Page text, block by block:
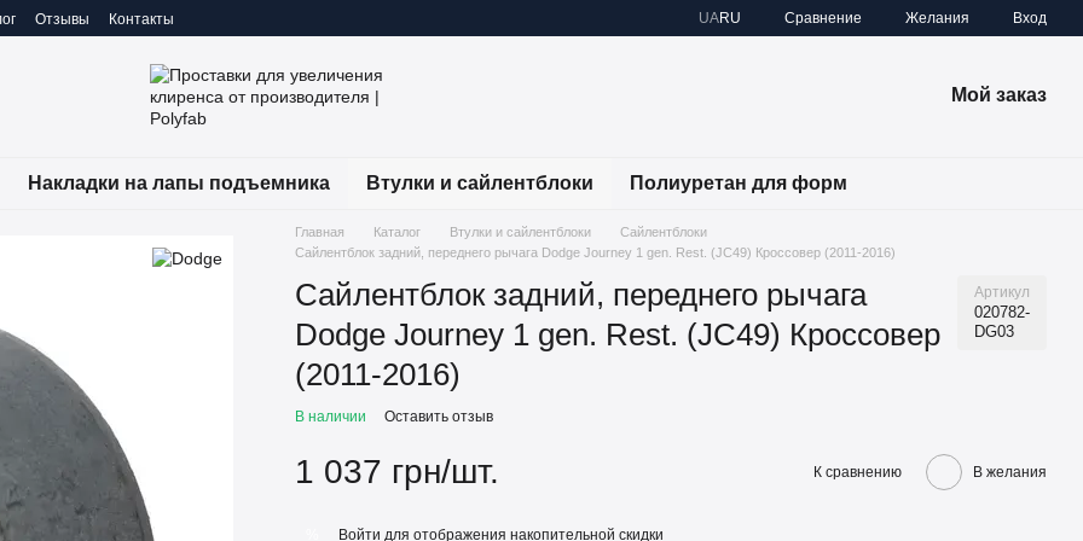
Отзывы Контакты UARU Сравнение Желания Вход
Мой заказ
Накладки на лапы подъемника Втулки и сайлентблоки Полиуретан для форм
Главная Каталог Втулки и сайлентблоки
Сайлентблоки
Сайлентблок задний, переднего рычага Dodge Journey 1 gen. Rest. (JC49) Кроссовер (2011-2016)
Сайлентблок задний, переднего рычага
Dodge Journey 1 gen. Rest. (JC49) Кроссовер
(2011-2016)
Артикул
020782-
DG03
В наличии Оставить отзыв
1 037 грн/шт. К сравнению В желания
Войти для отображения накопительной скидки